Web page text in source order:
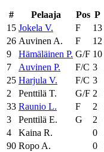
# Pelaaja Pos P
15 Jokela V. F 13
26 Auvinen A. F 12
9
Hämäläinen P. G/F 10
7
Auvinen P. F/C 3
25 Harjula V. F/C 3
2
Penttilä T. G/F 2
33 Raunio L. F 2
3
Penttilä E. G 2
4
Kaina R. 0
90 Ropo A. 0